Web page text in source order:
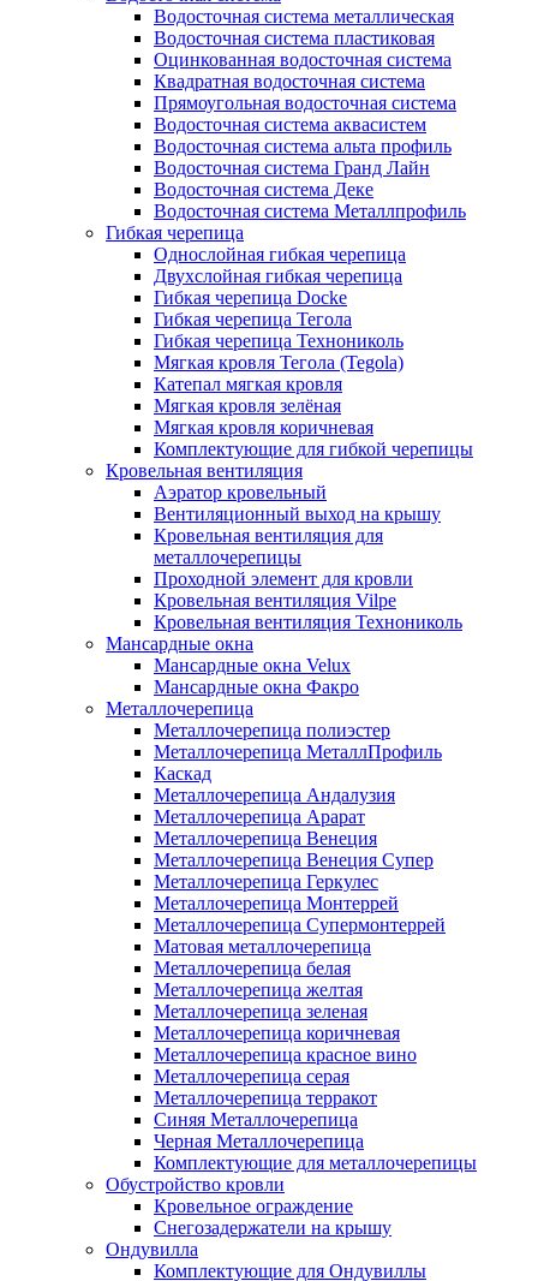
Водосточная система металлическая
Водосточная система пластиковая
Оцинкованная водосточная система
Квадратная водосточная система
Прямоугольная водосточная система
Водосточная система аквасистем
Водосточная система альта профиль
Водосточная система Гранд Лайн
Водосточная система Деке
Водосточная система Металлпрофиль
Гибкая черепица
Однослойная гибкая черепица
Двухслойная гибкая черепица
Гибкая черепица Docke
Гибкая черепица Тегола
Гибкая черепица Технониколь
Мягкая кровля Тегола (Tegola)
Катепал мягкая кровля
Мягкая кровля зелёная
Мягкая кровля коричневая
Комплектующие для гибкой черепицы
Кровельная вентиляция
Аэратор кровельный
Вентиляционный выход на крышу
Кровельная вентиляция для
металлочерепицы
Проходной элемент для кровли
Кровельная вентиляция Vilpe
Кровельная вентиляция Технониколь
Мансардные окна
Мансардные окна Velux
Мансардные окна Факро
Металлочерепица
Металлочерепица полиэстер
Металлочерепица МеталлПрофиль
Каскад
Металлочерепица Андалузия
Металлочерепица Арарат
Металлочерепица Венеция
Металлочерепица Венеция Супер
Металлочерепица Геркулес
Металлочерепица Монтеррей
Металлочерепица Супермонтеррей
Матовая металлочерепица
Металлочерепица белая
Металлочерепица желтая
Металлочерепица зеленая
Металлочерепица коричневая
Металлочерепица красное вино
Металлочерепица серая
Металлочерепица терракот
Синяя Металлочерепица
Черная Металлочерепица
Комплектующие для металлочерепицы
Обустройство кровли
Кровельное ограждение
Снегозадержатели на крышу
Ондувилла
Комплектующие для Ондувиллы